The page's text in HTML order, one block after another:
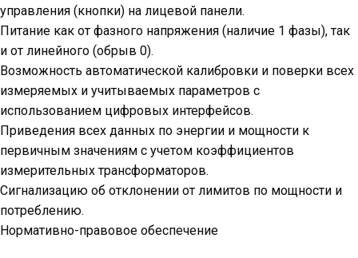
управления (кнопки) на лицевой панели.
Питание как от фазного напряжения (наличие 1 фазы), так
и от линейного (обрыв 0).
Возможность автоматической калибровки и поверки всех
измеряемых и учитываемых параметров с
использованием цифровых интерфейсов.
Приведения всех данных по энергии и мощности к
первичным значениям с учетом коэффициентов
измерительных трансформаторов.
Сигнализацию об отклонении от лимитов по мощности и
потреблению.
Нормативно-правовое обеспечение